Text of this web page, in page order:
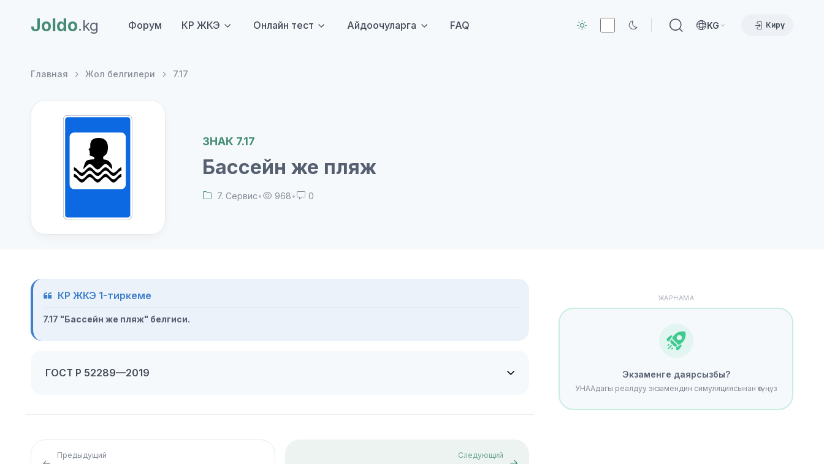
Joldo.kg KG Кирүү
Форум КР ЖКЭ Онлайн тест Айдоочуларга FAQ
Главная Жол белгилери 7.17
ЗНАК 7.17
Бассейн же пляж
7. Сервис• 968• 0
КР ЖКЭ 1-тиркеме
7.17 "Бассейн же пляж" белгиси.
ГОСТ Р 52289—2019
Предыдущий Следующий
ЖАРНАМА
Экзаменге даярсызбы?
УНААдагы реалдуу экзамендин симуляциясынан өтүңүз